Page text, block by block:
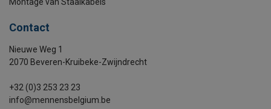
Contact
Nieuwe Weg 1
2070 Beveren-Kruibeke-Zwijndrecht
+32 (0)3 253 23 23
info@mennensbelgium.be